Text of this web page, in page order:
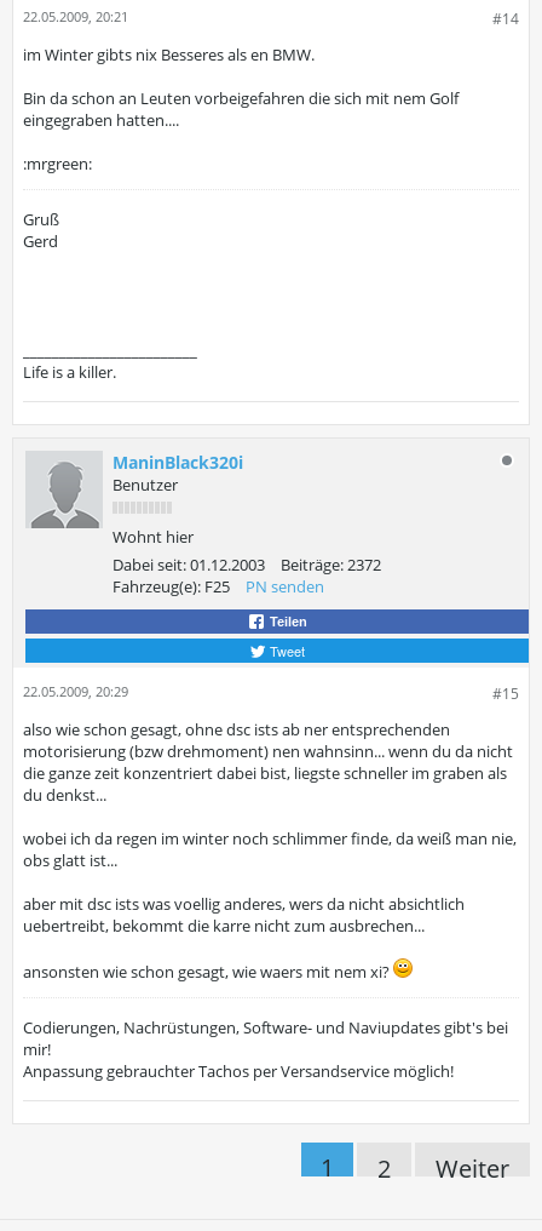
#14
22.05.2009, 20:21
im Winter gibts nix Besseres als en BMW.
Bin da schon an Leuten vorbeigefahren die sich mit nem Golf
eingegraben hatten....
:mrgreen:
Gruß
Gerd
Life is a killer.
ManinBlack320i
Benutzer
Wohnt hier
Dabei seit:01.12.2003 Beiträge:2372
Fahrzeug(e): F25 PN senden
Teilen
Tweet
#15
22.05.2009, 20:29
also wie schon gesagt, ohne dsc ists ab ner entsprechenden
motorisierung (bzw drehmoment) nen wahnsinn... wenn du da nicht
die ganze zeit konzentriert dabei bist, liegste schneller im graben als
du denkst...
wobei ich da regen im winter noch schlimmer finde, da weiß man nie,
obs glatt ist...
aber mit dsc ists was voellig anderes, wers da nicht absichtlich
uebertreibt, bekommt die karre nicht zum ausbrechen...
ansonsten wie schon gesagt, wie waers mit nem xi?
Codierungen, Nachrüstungen, Software- und Naviupdates gibt's bei
mir!
Anpassung gebrauchter Tachos per Versandservice möglich!
1 2 Weiter